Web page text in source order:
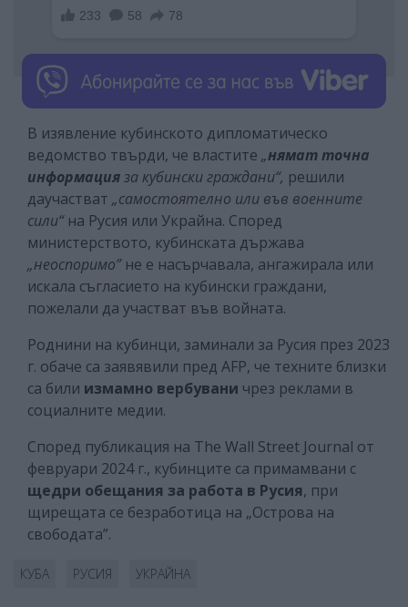
В изявление кубинското дипломатическо
ведомство твърди, че властите „нямат точна
информацияза кубински граждани“, решили
даучастват „самостоятелно или във военните
сили“на Русия или Украйна. Според
министерството, кубинската държава
„неоспоримо”не е насърчавала, ангажирала или
искала съгласието на кубински граждани,
пожелали да участват във войната.
Роднини на кубинци, заминали за Русия през 2023
г. обаче са заявявили пред AFP, че техните близки
са били измамно вербувани чрез реклами в
социалните медии.
Според публикация на The Wall Street Journal от
февруари 2024 г., кубинците са примамвани с
щедри обещания за работа в Русия, при
щирещата се безработица на „Острова на
свободата”.
КУБА РУСИЯ УКРАЙНА